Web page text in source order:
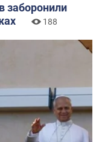
заборонили
188